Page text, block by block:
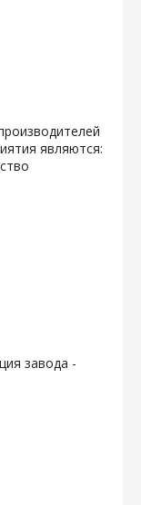
являются:
завода -